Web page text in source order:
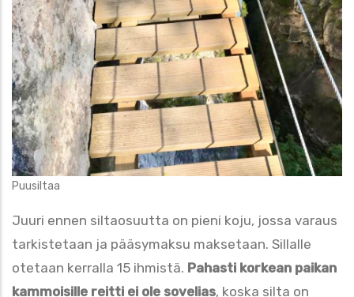
Puusiltaa
Juuri ennen siltaosuutta on pieni koju, jossa varaus
tarkistetaan ja pääsymaksu maksetaan. Sillalle
otetaan kerralla 15 ihmistä. Pahasti korkean paikan
kammoisille reitti ei ole sovelias, koska silta on